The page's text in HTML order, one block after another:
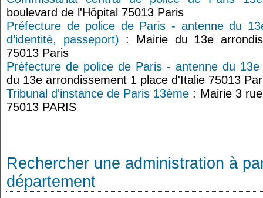
boulevard de l'Hôpital 75013 Paris
Préfecture de police de Paris - antenne du
d’identité, passeport) : Mairie du 13e
75013 Paris
Préfecture de police de Paris - antenne du 13e
du 13e arrondissement 1 place d'Italie 75013
Tribunal d'instance de Paris 13ème : Mairie 3
75013 PARIS
Rechercher une administration à
département